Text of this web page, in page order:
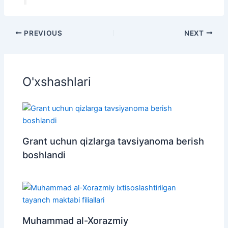
PREVIOUS NEXT
O'xshashlari
Grant uchun qizlarga tavsiyanoma berish
boshlandi
Muhammad al-Xorazmiy